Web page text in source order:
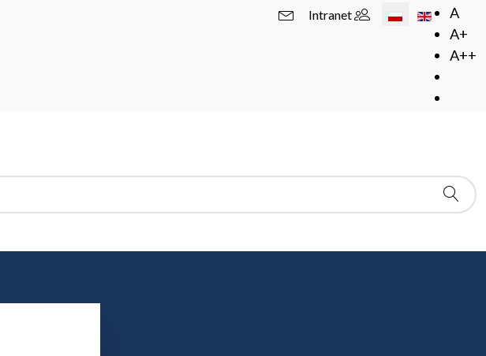
A
A+
A++
Wybierz swój język
Intranet